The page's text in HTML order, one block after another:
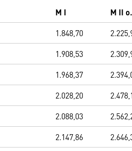
M I M II
1.848,70
1.908,53
1.968,37
2.028,20
2.088,03
2.147,86